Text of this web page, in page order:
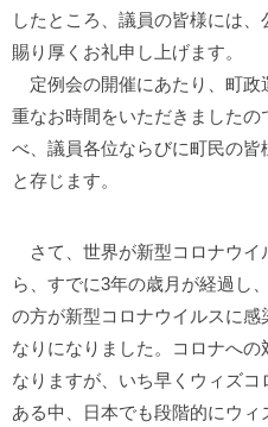
したところ、議員の皆様には
賜り厚くお礼申し上げます。
定例会の開催にあたり、町政
重なお時間をいただきました
べ、議員各位ならびに町民の
と存じます。
さて、世界が新型コロナウイ
ら、すでに3年の歳月が経過し
の方が新型コロナウイルスに感
なりになりました。コロナへ
なりますが、いち早くウィズ
ある中、日本でも段階的にウ